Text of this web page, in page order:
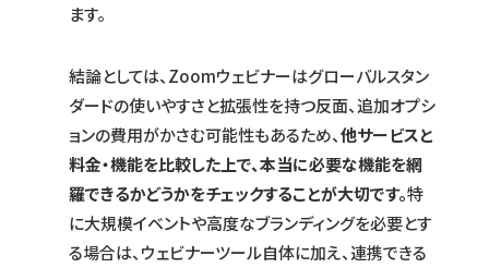
ます。
結論としては、Zoomウェビナーはグローバルスタン
ダードの使いやすさと拡張性を持つ反面、追加オプシ
ョンの費用がかさむ可能性もあるため、他サービスと
料金・機能を比較した上で、本当に必要な機能を網
羅できるかどうかをチェックすることが大切です。特
に大規模イベントや高度なブランディングを必要とす
る場合は、ウェビナーツール自体に加え、連携できる